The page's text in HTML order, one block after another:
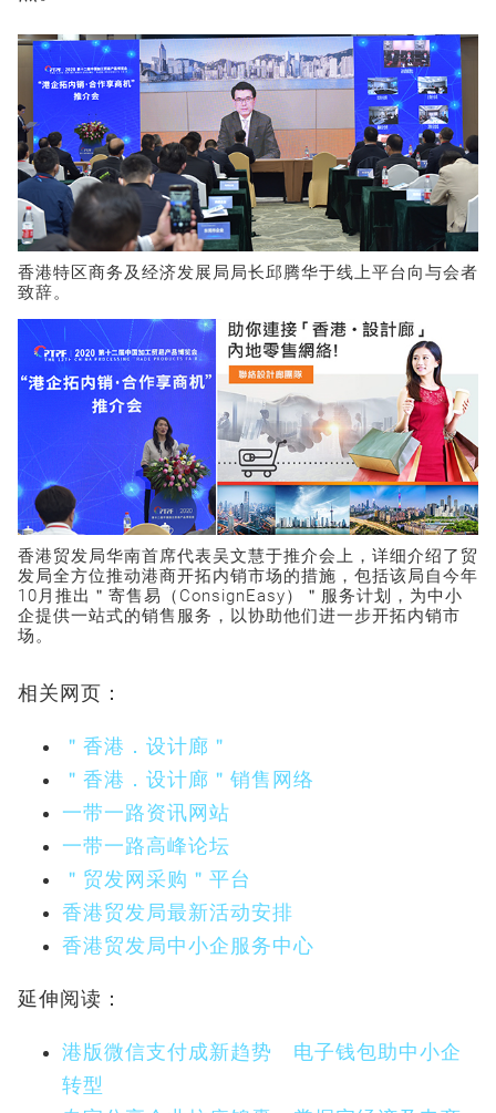
香港特区商务及经济发展局局长邱腾华于线上平台向与会者
致辞。
香港贸发局华南首席代表吴文慧于推介会上，详细介绍了贸
发局全方位推动港商开拓内销市场的措施，包括该局自今年
10月推出＂寄售易（ConsignEasy）＂服务计划，为中小
企提供一站式的销售服务，以协助他们进一步开拓内销市
场。
相关网页：
＂香港．设计廊＂
＂香港．设计廊＂销售网络
一带一路资讯网站
一带一路高峰论坛
＂贸发网采购＂平台
香港贸发局最新活动安排
香港贸发局中小企服务中心
延伸阅读：
港版微信支付成新趋势 电子钱包助中小企
转型